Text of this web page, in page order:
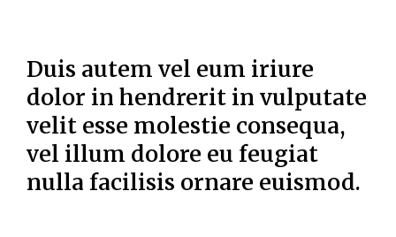
Duis autem vel eum iriure
dolor in hendrerit in vulputate
velit esse molestie consequa,
vel illum dolore eu feugiat
nulla facilisis ornare euismod.